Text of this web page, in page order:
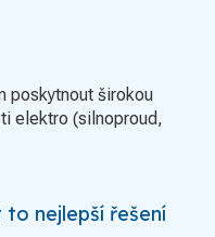
poskytnout širokou
elektro (silnoproud,
to nejlepší řešení